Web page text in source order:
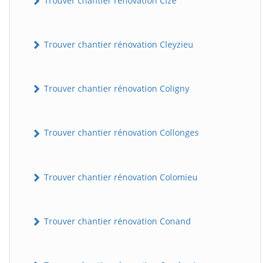
Trouver chantier rénovation Cleyzieu
Trouver chantier rénovation Coligny
Trouver chantier rénovation Collonges
Trouver chantier rénovation Colomieu
Trouver chantier rénovation Conand
BatiWebPro